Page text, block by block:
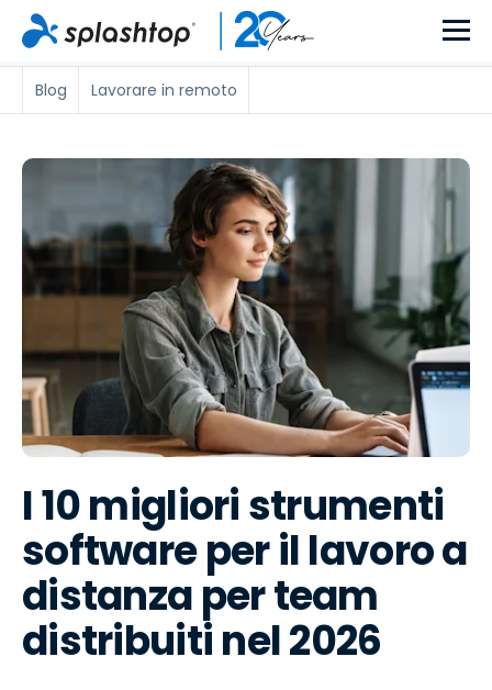
Blog Lavorare in remoto
I 10 migliori strumenti
software per il lavoro a
distanza per team
distribuiti nel 2026